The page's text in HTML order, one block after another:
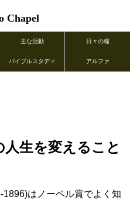
Chapel
主な活動 日々の糧
バイブルスタディ アルファ
生を変えること
はノーベル賞でよく知